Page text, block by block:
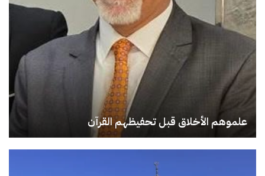
علموهم الأخلاق قبل تحفيظهم القرآن